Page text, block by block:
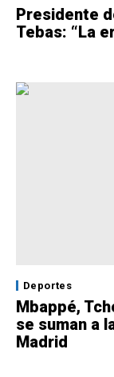
Presidente
Tebas: “La
Deportes
Mbappé,
se suman a
Madrid